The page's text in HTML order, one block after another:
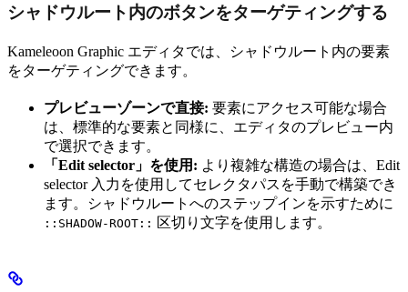
シャドウルート内のボタンをターゲティングする
Kameleoon Graphic エディタでは、シャドウルート内の要素
をターゲティングできます。
プレビューゾーンで直接: 要素にアクセス可能な場合
は、標準的な要素と同様に、エディタのプレビュー内
で選択できます。
「Edit selector」を使用: より複雑な構造の場合は、Edit
selector 入力を使用してセレクタパスを手動で構築でき
ます。シャドウルートへのステップインを示すために
::SHADOW-ROOT:: 区切り文字を使用します。